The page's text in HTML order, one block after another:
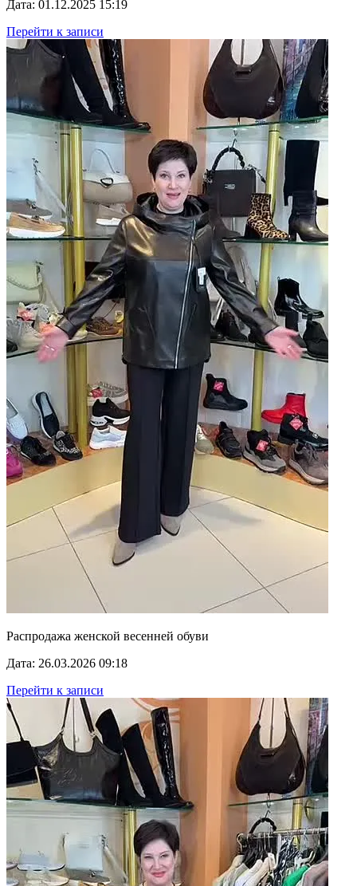
Дата: 01.12.2025 15:19
Перейти к записи
Распродажа женской весенней обуви
Дата: 26.03.2026 09:18
Перейти к записи